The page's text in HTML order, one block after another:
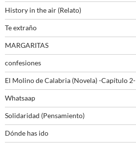
History in the air (Relato)
Te extraño
MARGARITAS
confesiones
El Molino de Calabria (Novela) -Capítulo 2-
Whatsaap
Solidaridad (Pensamiento)
Dónde has ido